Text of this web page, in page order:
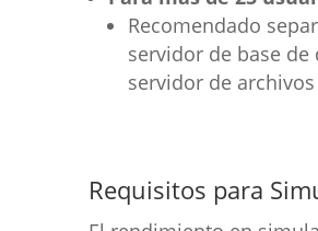
Recomendado
servidor de base de
servidor de archivos
Requisitos para